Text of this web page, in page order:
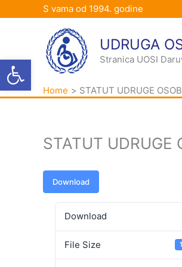
Open toolbar
to
S vama od 1994. godine
UDRUGA
Stranica UOSI
Home STATUT UDRUGE
STATUT UDRUGE
Download
Download
File Size